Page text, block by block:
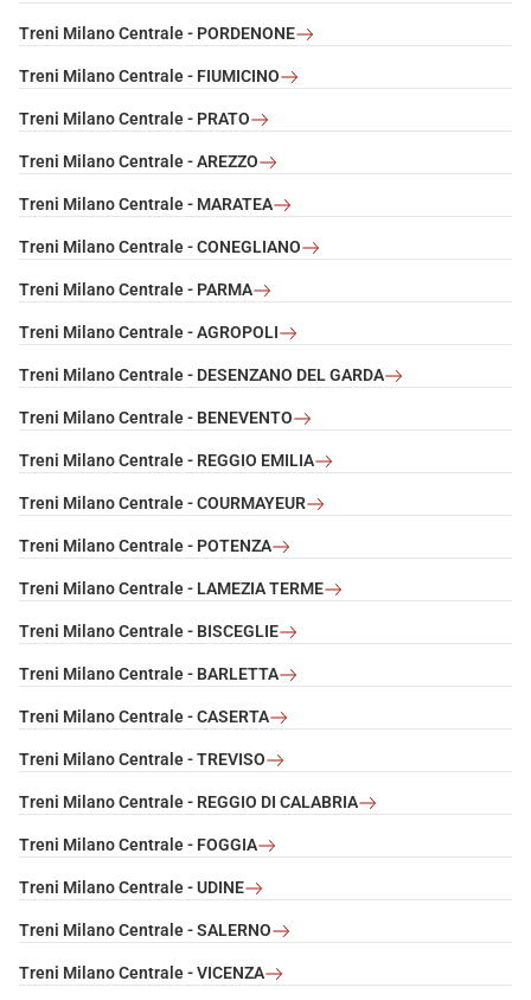
Treni Milano Centrale - PORDENONE
Treni Milano Centrale - FIUMICINO
Treni Milano Centrale - PRATO
Treni Milano Centrale - AREZZO
Treni Milano Centrale - MARATEA
Treni Milano Centrale - CONEGLIANO
Treni Milano Centrale - PARMA
Treni Milano Centrale - AGROPOLI
Treni Milano Centrale - DESENZANO DEL GARDA
Treni Milano Centrale - BENEVENTO
Treni Milano Centrale - REGGIO EMILIA
Treni Milano Centrale - COURMAYEUR
Treni Milano Centrale - POTENZA
Treni Milano Centrale - LAMEZIA TERME
Treni Milano Centrale - BISCEGLIE
Treni Milano Centrale - BARLETTA
Treni Milano Centrale - CASERTA
Treni Milano Centrale - TREVISO
Treni Milano Centrale - REGGIO DI CALABRIA
Treni Milano Centrale - FOGGIA
Treni Milano Centrale - UDINE
Treni Milano Centrale - SALERNO
Treni Milano Centrale - VICENZA